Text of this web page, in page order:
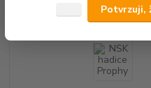
Potvrzuji,